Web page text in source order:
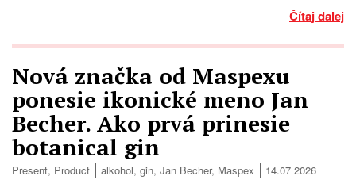
Čítaj dalej
Nová značka od Maspexu
ponesie ikonické meno Jan
Becher. Ako prvá prinesie
botanical gin
Present, Product alkohol, gin, Jan Becher, Maspex 14.07 2026